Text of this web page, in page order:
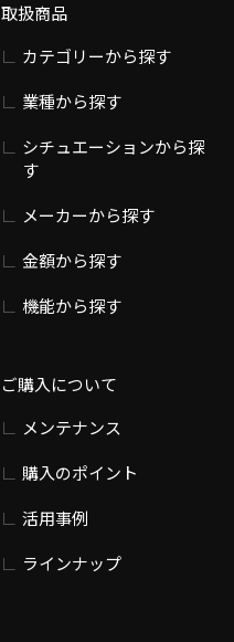
取扱商品
カテゴリーから探す
業種から探す
シチュエーションから探
す
メーカーから探す
金額から探す
機能から探す
ご購入について
メンテナンス
購入のポイント
活用事例
ラインナップ